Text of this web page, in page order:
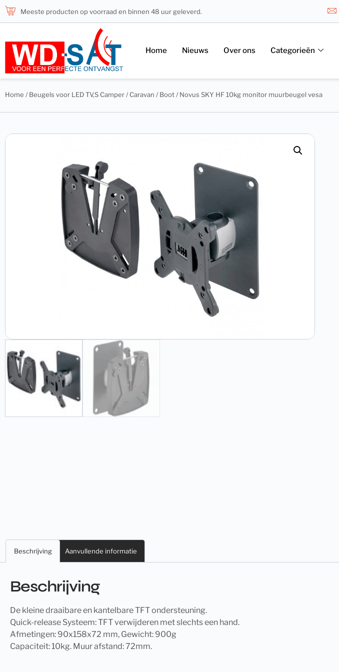
Meeste producten op voorraad en binnen 48 uur geleverd.
Home Nieuws Over ons Categorieën
Home / Beugels voor LED TV,S Camper / Caravan / Boot/ Novus SKY HF 10kg monitor muurbeugel vesa
Beschrijving Aanvullende informatie
Beschrijving
De kleine draaibare en kantelbare TFT ondersteuning.
Quick-release Systeem: TFT verwijderen met slechts een hand.
Afmetingen: 90x158x72 mm, Gewicht: 900g
Capaciteit: 10kg. Muur afstand: 72mm.